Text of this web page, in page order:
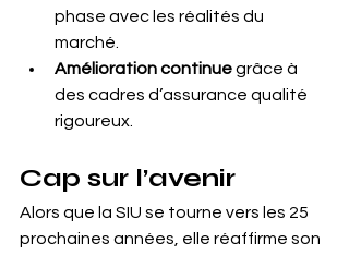
phase avec les réalités du
marché.
Amélioration continue grâce à
des cadres d’assurance qualité
rigoureux.
Cap sur l’avenir
Alors que la SIU se tourne vers les 25
prochaines années, elle réaffirme son